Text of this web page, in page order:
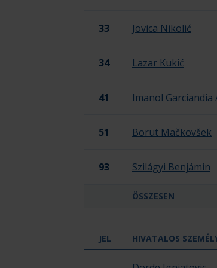
33 Jovica Nikolić
34 Lazar Kukić
41 Imanol Garciandia
51 Borut Mačkovšek
93 Szilágyi Benjámin
ÖSSZESEN
JEL HIVATALOS